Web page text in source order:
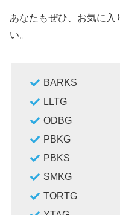
あなたもぜひ、お気に入
い。
BARKS
LLTG
ODBG
PBKG
PBKS
SMKG
TORTG